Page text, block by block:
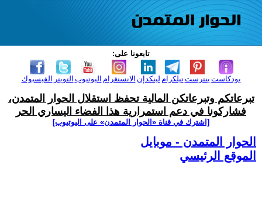
تابعونا على:
الفيسبوك التويتر اليوتيوب الانستغرام لينكدإن تيلكرامبنترست بودكاست
تبرعاتكم وتبرعاتكن المالية تحفظ استقلال الحوار المتمدن،
فشاركونا في دعم استمرارية هذا الفضاء اليساري الحر
[اشترك في قناة ‫«الحوار المتمدن» على اليوتيوب]
الحوار المتمدن - موبايل
الموقع الرئيسي